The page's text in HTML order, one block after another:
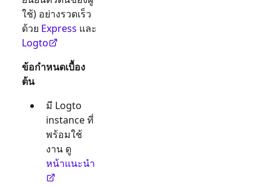
ใช้) อย่างรวดเร็ว
ด้วย Express และ
Logto
ข้อกำหนดเบื้อง
ต้น
มี Logto
instance ที่
พร้อมใช้
งาน ดู
หน้าแนะนำ